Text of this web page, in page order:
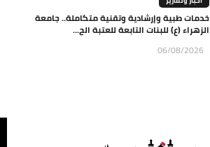
خدمات طبية وإرشادية وتقنية متكاملة.. جامعة
الزهراء (ع) للبنات التابعة للعتبة الح...
06/08/2026